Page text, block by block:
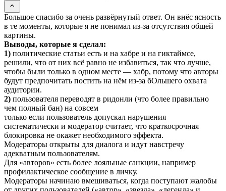
Большое спасибо за очень развёрнутый ответ. Он внёс ясность
в те моменты, которые я не понимал из-за отсутствия общей
картины.
Выводы, которые я сделал:
1) политические статьи есть и на хабре и на гиктаймсе,
решили, что от них всё равно не избавиться, так что лучше,
чтобы были только в одном месте — хабр, потому что авторы
будут предпочитать постить на нём из-за бОльшего охвата
аудитории.
2) пользователя переводят в ридонли (что более правильно
чем полный бан) на совсем
только если пользователь допускал нарушения
систематически и модератор считает, что краткосрочная
блокировка не окажет необходимого эффекта.
Модераторы открыты для диалога и идут навстречу
адекватным пользователям.
Для «авторов» есть более лояльные санкции, например
профилактическое сообщение в личку.
Модераторы начинаю вмешиваться, когда поступают жалобы